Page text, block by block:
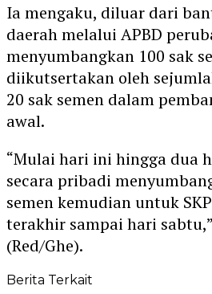
Ia mengaku, diluar dari
daerah melalui APBD
menyumbangkan 100 sak
diikutsertakan oleh
20 sak semen dalam
awal.
“Mulai hari ini hingga dua
secara pribadi
semen kemudian untuk
terakhir sampai hari
(Red/Ghe).
Berita Terkait